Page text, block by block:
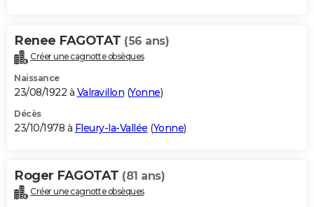
Renee FAGOTAT (56 ans)
Créer une cagnotte obsèques
Naissance
23/08/1922 à Valravillon (Yonne)
Décès
23/10/1978 à Fleury-la-Vallée (Yonne)
Roger FAGOTAT (81 ans)
Créer une cagnotte obsèques